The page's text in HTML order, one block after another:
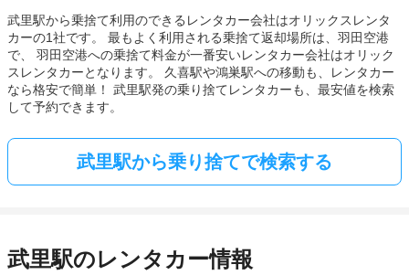
武里駅から乗捨て利用のできるレンタカー会社はオリックスレンタ
カーの1社です。 最もよく利用される乗捨て返却場所は、羽田空港
で、 羽田空港への乗捨て料金が一番安いレンタカー会社はオリック
スレンタカーとなります。 久喜駅や鴻巣駅への移動も、レンタカー
なら格安で簡単！ 武里駅発の乗り捨てレンタカーも、最安値を検索
して予約できます。
武里駅から乗り捨てで検索する
武里駅のレンタカー情報